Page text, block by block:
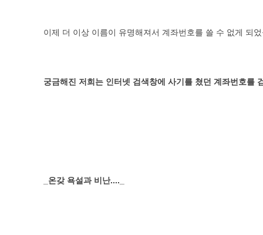
이제 더 이상 이름이 유명해져서 계좌번호를 쓸 수 없게 되
궁금해진 저희는 인터넷 검색창에 사기를 쳤던 계좌번호를
_온갖 욕설과 비난...._